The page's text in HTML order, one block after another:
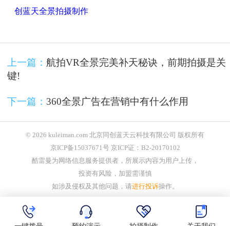
创蓝天全景拍摄制作
上一篇： 航拍VR全景完美补天秘诀，前期拍摄是关
键!
下一篇： 360全景广告在营销中有什么作用
© 2026 kuleiman.com 北京同创蓝天云科技有限公司 版权所有
京ICP备15037671号 京ICP证：B2-20170102
酷雷曼为网络信息服务提供者，所展示内容为用户上传，
投资有风险，加盟需谨慎
如涉及侵权及其他问题，请进行投诉操作。